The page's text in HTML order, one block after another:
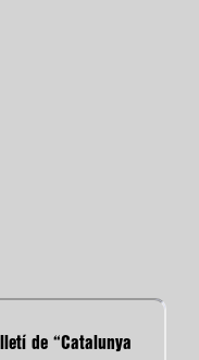
de “Catalunya